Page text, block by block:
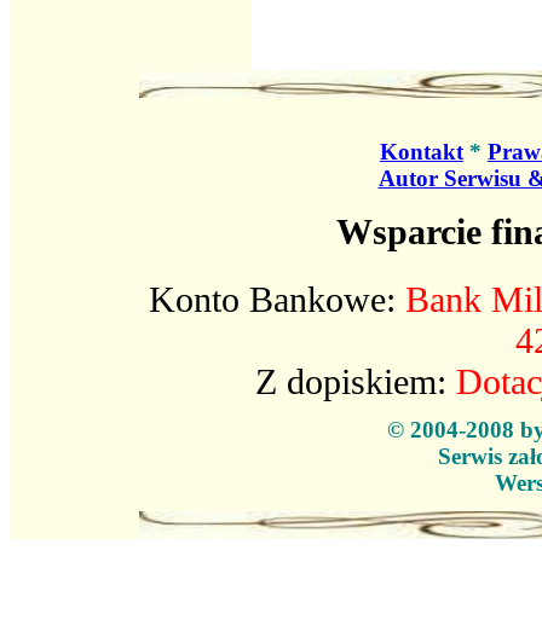
Kontakt *
Autor Serwisu
Wsparcie
Konto Bankowe: Bank
Z dopiskiem:
© 2004-2008
Serwis